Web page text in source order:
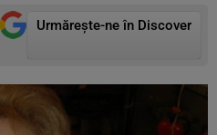
Urmărește-ne în Discover